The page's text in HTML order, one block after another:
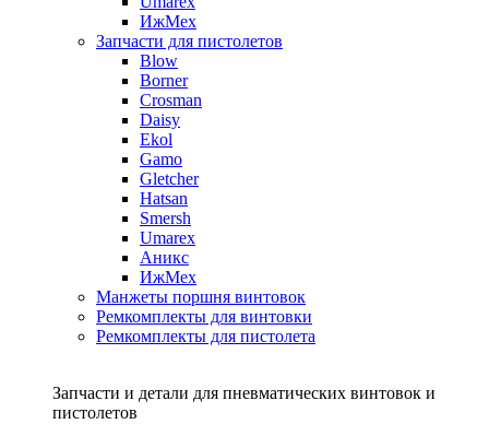
ИжМех
Запчасти для пистолетов
Blow
Borner
Crosman
Daisy
Ekol
Gamo
Gletcher
Hatsan
Smersh
Umarex
Аникс
ИжМех
Манжеты поршня винтовок
Ремкомплекты для винтовки
Ремкомплекты для пистолета
Запчасти и детали для пневматических винтовок и
пистолетов